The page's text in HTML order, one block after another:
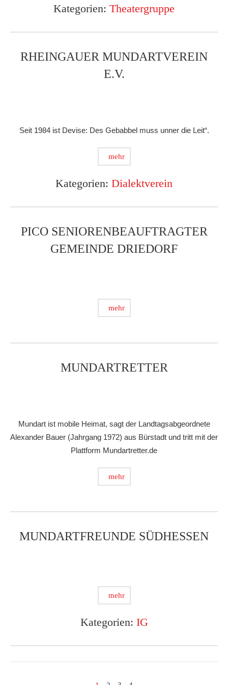
Kategorien: Theatergruppe
RHEINGAUER MUNDARTVEREIN
E.V.
Seit 1984 ist Devise: Des Gebabbel muss unner die Leit“.
mehr
Kategorien: Dialektverein
PICO SENIORENBEAUFTRAGTER
GEMEINDE DRIEDORF
mehr
MUNDARTRETTER
Mundart ist mobile Heimat, sagt der Landtagsabgeordnete
Alexander Bauer (Jahrgang 1972) aus Bürstadt und tritt mit der
Plattform Mundartretter.de
mehr
MUNDARTFREUNDE SÜDHESSEN
mehr
Kategorien: IG